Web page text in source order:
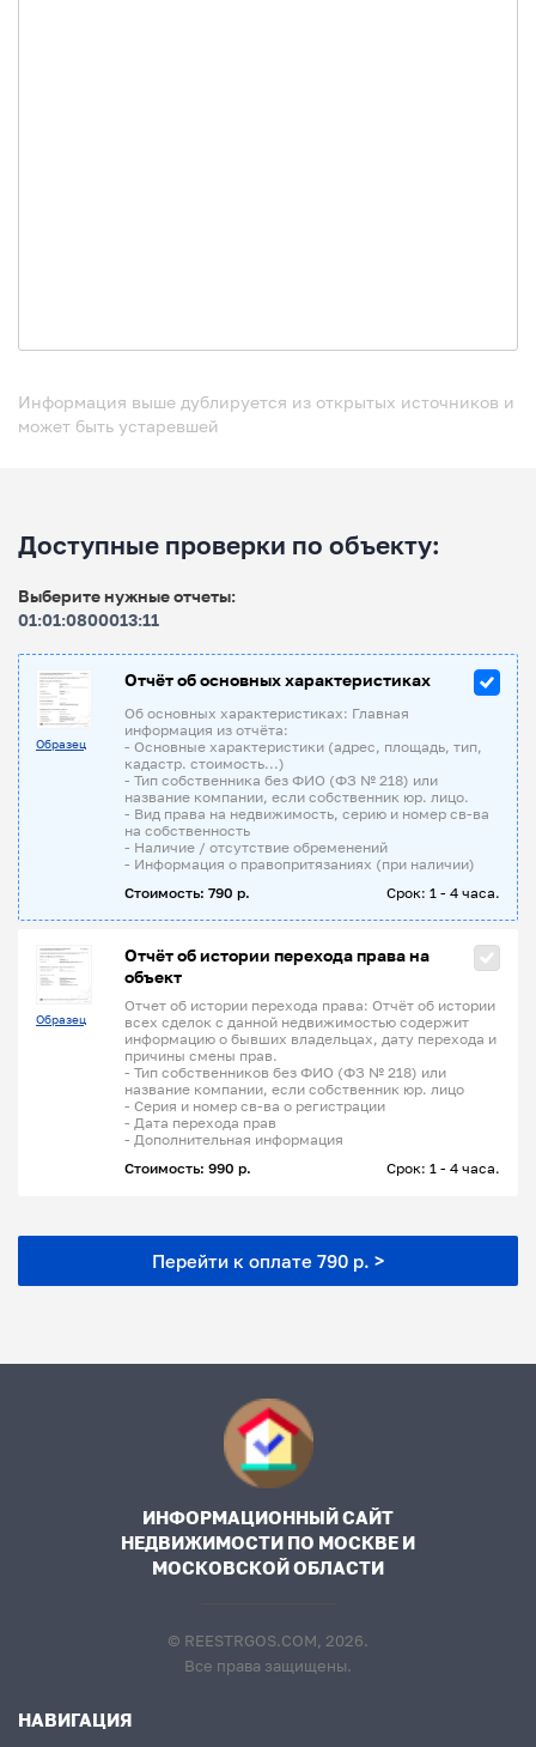
Информация выше дублируется из открытых источников и
может быть устаревшей
Доступные проверки по объекту:
Выберите нужные отчеты:
01:01:0800013:11
Образец
Отчёт об основных характеристиках
Об основных характеристиках: Главная
информация из отчёта:
- Основные характеристики (адрес, площадь, тип,
кадастр. стоимость...)
- Тип собственника без ФИО (ФЗ № 218) или
название компании, если собственник юр. лицо.
- Вид права на недвижимость, серию и номер св-ва
на собственность
- Наличие / отсутствие обременений
- Информация о правопритязаниях (при наличии)
Стоимость: 790 р.
Срок: 1 - 4 часа.
Образец
Отчёт об истории перехода права на
объект
Отчет об истории перехода права: Отчёт об истории
всех сделок с данной недвижимостью содержит
информацию о бывших владельцах, дату перехода и
причины смены прав.
- Тип собственников без ФИО (ФЗ № 218) или
название компании, если собственник юр. лицо
- Серия и номер св-ва о регистрации
- Дата перехода прав
- Дополнительная информация
Стоимость: 990 р.
Срок: 1 - 4 часа.
Перейти к оплате 790 р. >
ИНФОРМАЦИОННЫЙ САЙТ
НЕДВИЖИМОСТИ ПО МОСКВЕ И
МОСКОВСКОЙ ОБЛАСТИ
© REESTRGOS.COM, 2026.
Все права защищены.
НАВИГАЦИЯ